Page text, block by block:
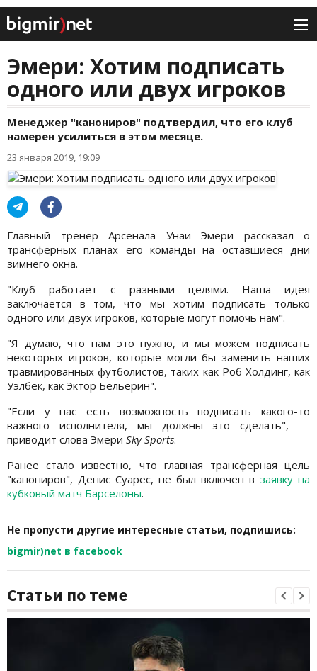
Эмери: Хотим подписать
одного или двух игроков
Менеджер "канониров" подтвердил, что его клуб
намерен усилиться в этом месяце.
23 января 2019, 19:09
Главный тренер Арсенала Унаи Эмери рассказал о
трансферных планах его команды на оставшиеся дни
зимнего окна.
"Клуб работает с разными целями. Наша идея
заключается в том, что мы хотим подписать только
одного или двух игроков, которые могут помочь нам".
"Я думаю, что нам это нужно, и мы можем подписать
некоторых игроков, которые могли бы заменить наших
травмированных футболистов, таких как Роб Холдинг, как
Уэлбек, как Эктор Бельерин".
"Если у нас есть возможность подписать какого-то
важного исполнителя, мы должны это сделать", —
приводит слова Эмери Sky Sports.
Ранее стало известно, что главная трансферная цель
"канониров", Денис Суарес, не был включен в заявку на
кубковый матч Барселоны.
Не пропусти другие интересные статьи, подпишись:
bigmir)net в facebook
Статьи по теме